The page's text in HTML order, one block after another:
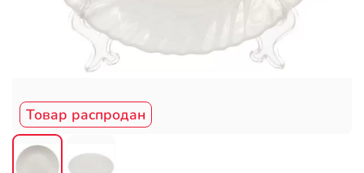
Товар распродан